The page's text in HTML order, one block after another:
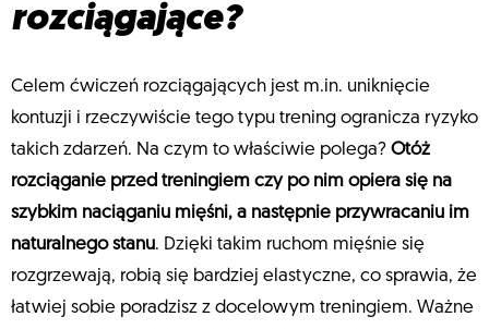
rozciągające?
Celem ćwiczeń rozciągających jest m.in. uniknięcie
kontuzji i rzeczywiście tego typu trening ogranicza ryzyko
takich zdarzeń. Na czym to właściwie polega? Otóż
rozciąganie przed treningiem czy po nim opiera się na
szybkim naciąganiu mięśni, a następnie przywracaniu im
naturalnego stanu. Dzięki takim ruchom mięśnie się
rozgrzewają, robią się bardziej elastyczne, co sprawia, że
łatwiej sobie poradzisz z docelowym treningiem. Ważne